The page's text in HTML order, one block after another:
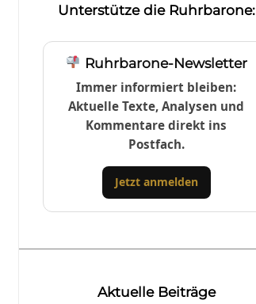
Unterstütze die Ruhrbarone:
Ruhrbarone-Newsletter
Immer informiert bleiben:
Aktuelle Texte, Analysen und
Kommentare direkt ins
Postfach.
Jetzt anmelden
Aktuelle Beiträge